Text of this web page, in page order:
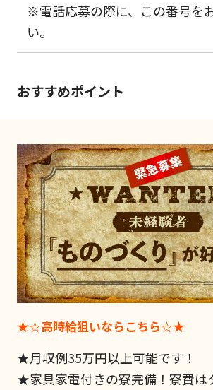
※電話応募の際に、この番号を
い。
おすすめポイント
★☆高時給狙いならこちら☆★
★月収例35万円以上可能です！
★家具家電付きの寮完備！寮費は